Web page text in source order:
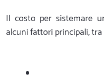
Il costo per sistemare
alcuni fattori principali, tra